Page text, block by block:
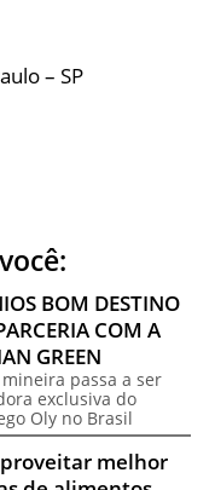
– SP
BOM DESTINO
COM A
GREEN
passa a ser
exclusiva do
Oly no Brasil
melhor